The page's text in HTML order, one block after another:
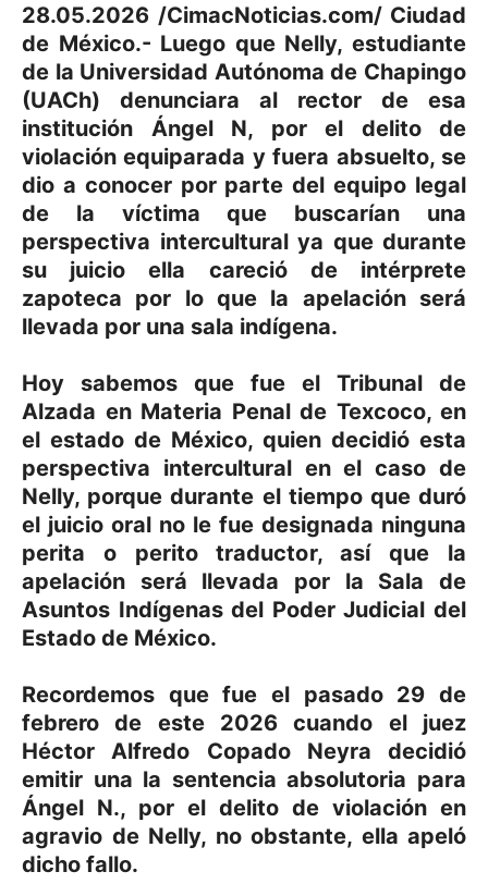
28.05.2026 /CimacNoticias.com/ Ciudad
de México.- Luego que Nelly, estudiante
de la Universidad Autónoma de Chapingo
(UACh) denunciara al rector de esa
institución Ángel N, por el delito de
violación equiparada y fuera absuelto, se
dio a conocer por parte del equipo legal
de la víctima que buscarían una
perspectiva intercultural ya que durante
su juicio ella careció de intérprete
zapoteca por lo que la apelación será
llevada por una sala indígena.
Hoy sabemos que fue el Tribunal de
Alzada en Materia Penal de Texcoco, en
el estado de México, quien decidió esta
perspectiva intercultural en el caso de
Nelly, porque durante el tiempo que duró
el juicio oral no le fue designada ninguna
perita o perito traductor, así que la
apelación será llevada por la Sala de
Asuntos Indígenas del Poder Judicial del
Estado de México.
Recordemos que fue el pasado 29 de
febrero de este 2026 cuando el juez
Héctor Alfredo Copado Neyra decidió
emitir una la sentencia absolutoria para
Ángel N., por el delito de violación en
agravio de Nelly, no obstante, ella apeló
dicho fallo.